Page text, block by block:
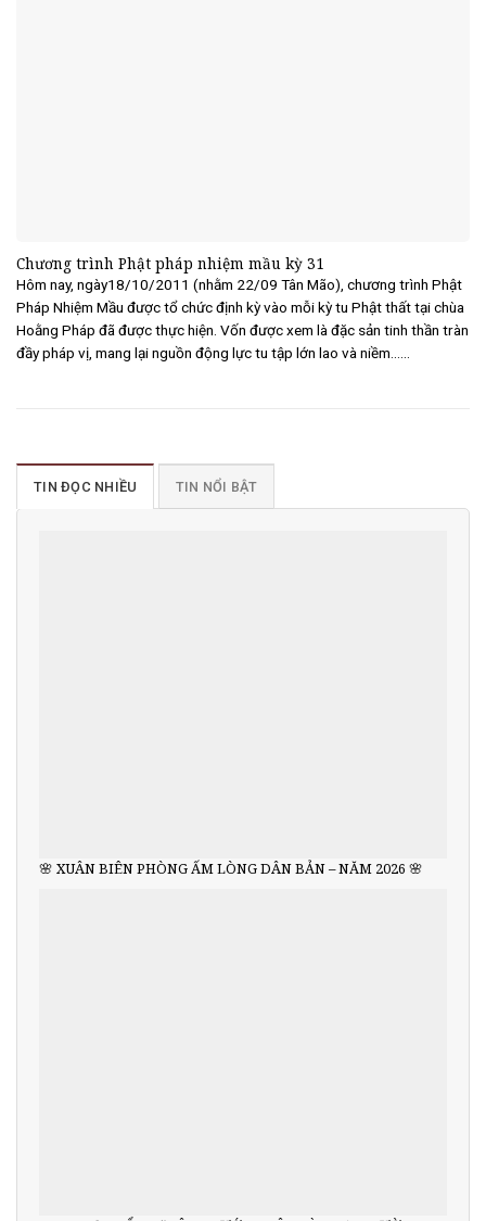
Chương trình Phật pháp nhiệm mầu kỳ 31
Hôm nay, ngày18/10/2011 (nhằm 22/09 Tân Mão), chương trình Phật
Pháp Nhiệm Mầu được tổ chức định kỳ vào mỗi kỳ tu Phật thất tại chùa
Hoằng Pháp đã được thực hiện. Vốn được xem là đặc sản tinh thần tràn
đầy pháp vị, mang lại nguồn động lực tu tập lớn lao và niềm......
TIN ĐỌC NHIỀU TIN NỔI BẬT
🌸 XUÂN BIÊN PHÒNG ẤM LÒNG DÂN BẢN – NĂM 2026 🌸